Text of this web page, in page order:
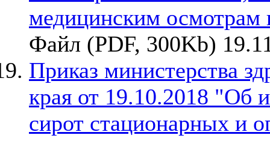
медицинским осмотрам
Файл (PDF, 300Kb)
Приказ министерства
края от 19.10.2018 "Об
сирот стационарных и